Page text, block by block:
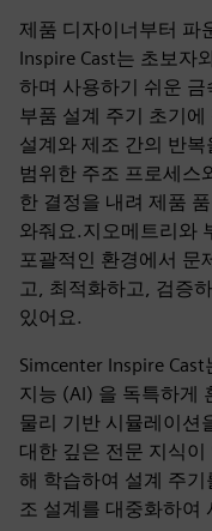
제품 디자이너부터 파
Inspire Cast는 초보자
하며 사용하기 쉬운
부품 설계 주기 초기
설계와 제조 간의 반
범위한 주조 프로세스
한 결정을 내려 제품
와줘요.지오메트리와
포괄적인 환경에서 문
고, 최적화하고, 검증
있어요.
Simcenter Inspire
지능 (AI) 을 독특하게
물리 기반 시뮬레이션
대한 깊은 전문 지식
해 학습하여 설계 주
조 설계를 대중화하여